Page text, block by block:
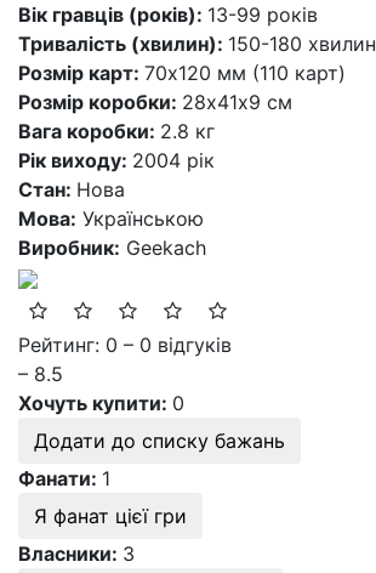
Вік гравців (років): 13-99 років
Тривалість (хвилин): 150-180 хвилин
Розмір карт: 70х120 мм (110 карт)
Розмір коробки: 28х41х9 см
Вага коробки: 2.8 кг
Рік виходу: 2004 рік
Стан: Нова
Мова: Українською
Виробник: Geekach
Рейтинг: 0 – 0 відгуків
– 8.5
Хочуть купити: 0
Додати до списку бажань
Фанати: 1
Я фанат цієї гри
Власники: 3